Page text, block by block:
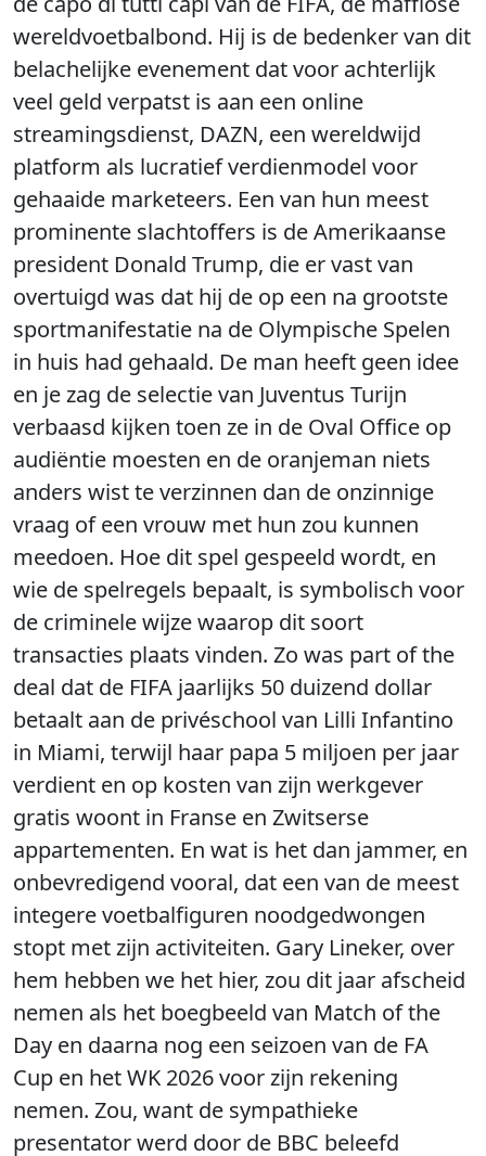
wereldvoetbalbond. Hij is de bedenker van dit
belachelijke evenement dat voor achterlijk
veel geld verpatst is aan een online
streamingsdienst, DAZN, een wereldwijd
platform als lucratief verdienmodel voor
gehaaide marketeers. Een van hun meest
prominente slachtoffers is de Amerikaanse
president Donald Trump, die er vast van
overtuigd was dat hij de op een na grootste
sportmanifestatie na de Olympische Spelen
in huis had gehaald. De man heeft geen idee
en je zag de selectie van Juventus Turijn
verbaasd kijken toen ze in de Oval Office op
audiëntie moesten en de oranjeman niets
anders wist te verzinnen dan de onzinnige
vraag of een vrouw met hun zou kunnen
meedoen. Hoe dit spel gespeeld wordt, en
wie de spelregels bepaalt, is symbolisch voor
de criminele wijze waarop dit soort
transacties plaats vinden. Zo was part of the
deal dat de FIFA jaarlijks 50 duizend dollar
betaalt aan de privéschool van Lilli Infantino
in Miami, terwijl haar papa 5 miljoen per jaar
verdient en op kosten van zijn werkgever
gratis woont in Franse en Zwitserse
appartementen. En wat is het dan jammer, en
onbevredigend vooral, dat een van de meest
integere voetbalfiguren noodgedwongen
stopt met zijn activiteiten. Gary Lineker, over
hem hebben we het hier, zou dit jaar afscheid
nemen als het boegbeeld van Match of the
Day en daarna nog een seizoen van de FA
Cup en het WK 2026 voor zijn rekening
nemen. Zou, want de sympathieke
presentator werd door de BBC beleefd